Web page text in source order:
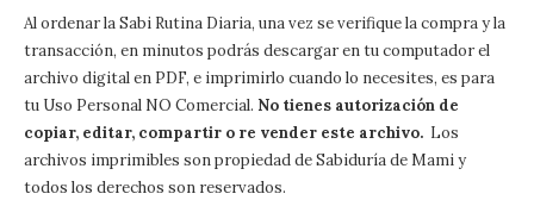
Al ordenar la Sabi Rutina Diaria, una vez se verifique la compra y la
transacción, en minutos podrás descargar en tu computador el
archivo digital en PDF, e imprimirlo cuando lo necesites, es para
tu Uso Personal NO Comercial. No tienes autorización de
copiar, editar, compartir o re vender este archivo. Los
archivos imprimibles son propiedad de Sabiduría de Mami y
todos los derechos son reservados.